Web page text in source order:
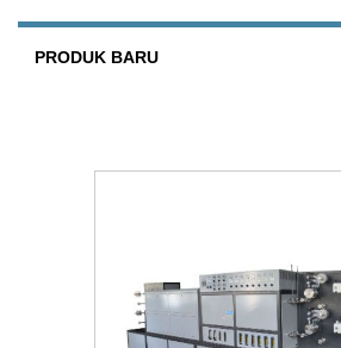
PRODUK BARU